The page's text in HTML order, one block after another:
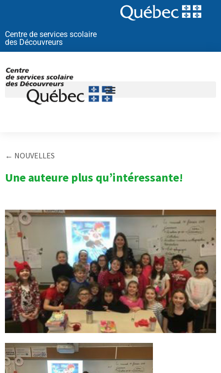
Centre de services scolaire
des Découvreurs
← NOUVELLES
Une auteure plus qu’intéressante!